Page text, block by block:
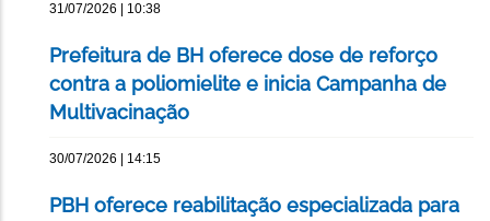
31/07/2026 | 10:38
Prefeitura de BH oferece dose de reforço
contra a poliomielite e inicia Campanha de
Multivacinação
30/07/2026 | 14:15
PBH oferece reabilitação especializada para